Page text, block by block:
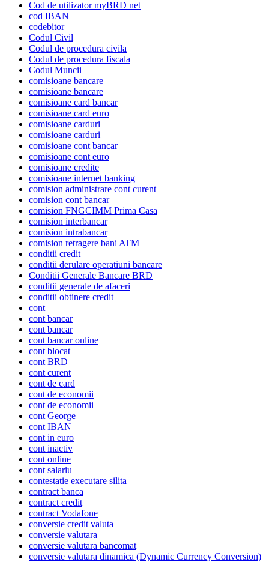
Cod de utilizator myBRD net
cod IBAN
codebitor
Codul Civil
Codul de procedura civila
Codul de procedura fiscala
Codul Muncii
comisioane bancare
comisioane bancare
comisioane card bancar
comisioane card euro
comisioane carduri
comisioane carduri
comisioane cont bancar
comisioane cont euro
comisioane credite
comisioane internet banking
comision administrare cont curent
comision cont bancar
comision FNGCIMM Prima Casa
comision interbancar
comision intrabancar
comision retragere bani ATM
conditii credit
conditii derulare operatiuni bancare
Conditii Generale Bancare BRD
conditii generale de afaceri
conditii obtinere credit
cont
cont bancar
cont bancar
cont bancar online
cont blocat
cont BRD
cont curent
cont de card
cont de economii
cont de economii
cont George
cont IBAN
cont in euro
cont inactiv
cont online
cont salariu
contestatie executare silita
contract banca
contract credit
contract Vodafone
conversie credit valuta
conversie valutara
conversie valutara bancomat
conversie valutara dinamica (Dynamic Currency Conversion)